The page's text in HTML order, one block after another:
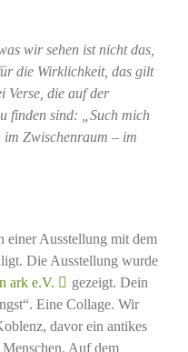
wir sehen ist nicht das,
die Wirklichkeit, das gilt
Verse, die auf der
finden sind: „Such mich
Zwischenraum – im
einer Ausstellung mit dem
Die Ausstellung wurde
ark e.V.
gezeigt. Dein
Eine Collage. Wir
davor ein antikes
Auf dem